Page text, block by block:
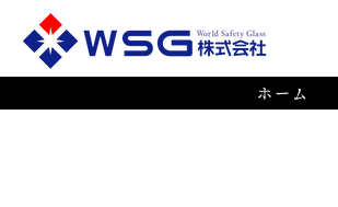
ホーム